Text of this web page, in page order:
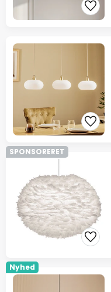
SPONSORERET
Nyhed